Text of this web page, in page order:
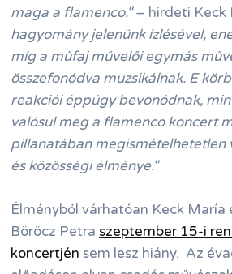
maga a flamenco."– hirdeti Keck
hagyomány jelenünk ízlésével,
míg a műfaj művelői egymás
összefonódva muzsikálnak. E
reakciói éppúgy bevonódnak,
valósul meg a flamenco koncert
pillanatában megismételhetetlen
és közösségi élménye."
Élményből várhatóan Keck María
Böröcz Petra szeptember 15-i
koncertjén sem lesz hiány. Az